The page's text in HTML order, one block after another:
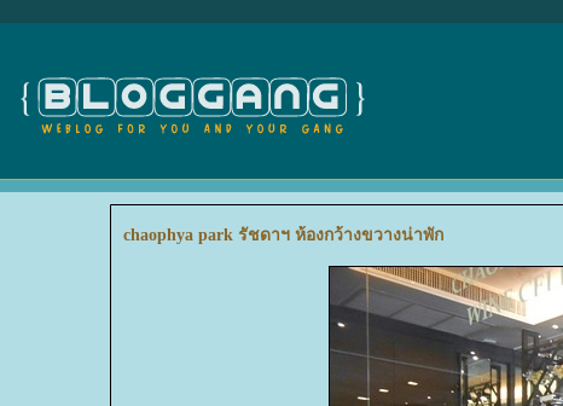
chaophya park รัชดาฯ ห้องกว้างขวางน่าพัก